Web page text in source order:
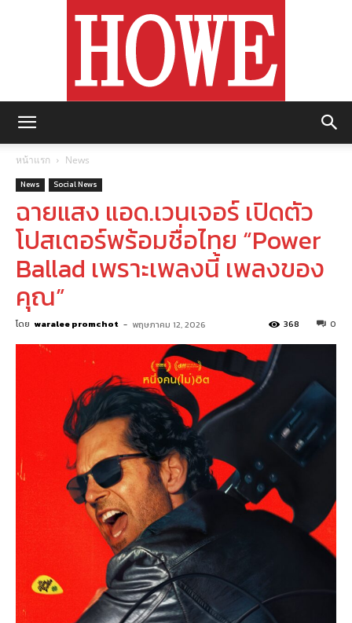
หน้าแรก News
News Social News
ฉายแสง แอด.เวนเจอร์ เปิดตัว
โปสเตอร์พร้อมชื่อไทย “Power
Ballad เพราะเพลงนี้ เพลงของ
คุณ”
โดย waralee promchot - พฤษภาคม 12, 2026 0
368